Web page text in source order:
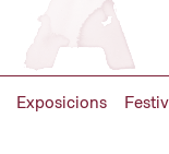
Exposicions